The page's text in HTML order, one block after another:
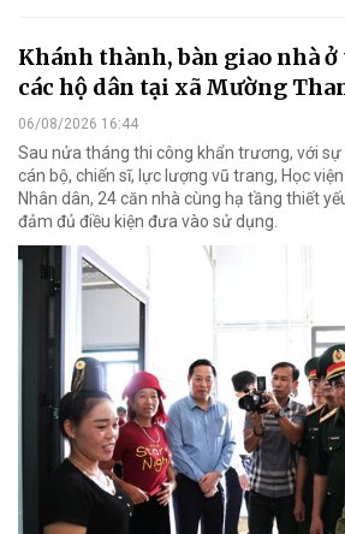
Khánh thành, bàn giao nhà
các hộ dân tại xã Mường
06/08/2026 16:44
Sau nửa tháng thi công khẩn trương, với
cán bộ, chiến sĩ, lực lượng vũ trang, Học
Nhân dân, 24 căn nhà cùng hạ tầng thiết
đảm đủ điều kiện đưa vào sử dụng.